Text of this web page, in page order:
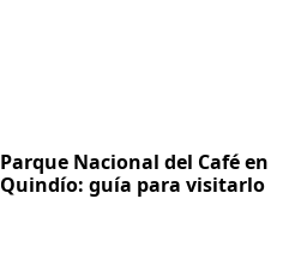
Parque Nacional del Café en
Quindío: guía para visitarlo